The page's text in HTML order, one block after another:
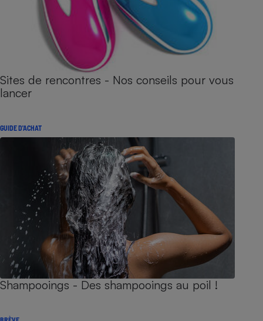
Sites de rencontres - Nos conseils pour vous
lancer
GUIDE D'ACHAT
Shampooings - Des shampooings au poil !